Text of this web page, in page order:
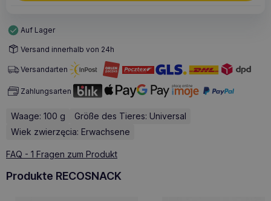
Auf Lager
Versand innerhalb von 24h
Versandarten
Zahlungsarten
Waage: 100 g
Größe des Tieres: Universal
Wiek zwierzęcia: Erwachsene
FAQ - 1 Fragen zum Produkt
Produkte RECOSNACK